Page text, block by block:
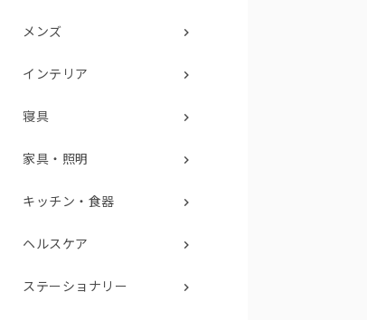
メンズ
インテリア
寝具
家具・照明
キッチン・食器
ヘルスケア
ステーショナリー